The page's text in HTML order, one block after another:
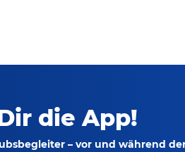
die App!
– vor und während